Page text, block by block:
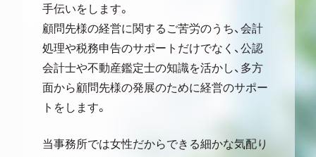
手伝いをします。
顧問先様の経営に関するご苦労のうち、会計
処理や税務申告のサポートだけでなく、公認
会計士や不動産鑑定士の知識を活かし、多方
面から顧問先様の発展のために経営のサポー
トをします。
当事務所では女性だからできる細かな気配り